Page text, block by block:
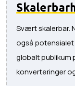
Svært skalerbar.
også potensialet
globalt publikum
konverteringer